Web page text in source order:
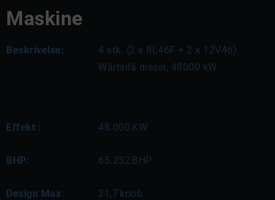
Maskine
Beskrivelse:
4 stk. (2 x 8L46F + 2 x 12V46)
Wärtsilä diesel, 48000 kW
Effekt : 48.000 KW
BHP: 65.232 BHP
Design Max
21,7 knob